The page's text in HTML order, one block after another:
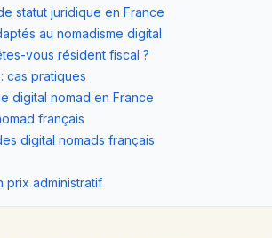
statut juridique en France
au nomadisme digital
vous résident fiscal ?
cas pratiques
digital nomad en France
français
digital nomads français
prix administratif